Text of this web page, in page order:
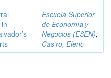
Escuela Superior
de Economía y
Negocios (ESEN);
Castro, Eleno